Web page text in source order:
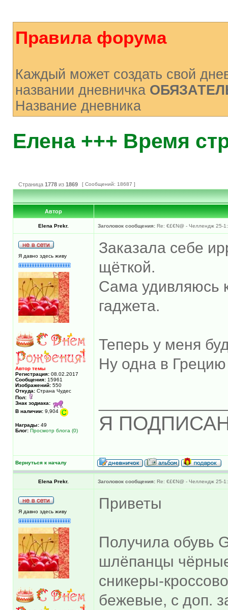
Правила форума
Каждый может создать свой
названии дневничка
Название дневника
Елена +++ Время
Страница 1778 из 1869 [ Сообщений: 18687 ]
Автор
Elena Prekr. Заголовок сообщения: Re: €£€N@ - Челлендж 25-
Я давно здесь живу
Автор темы
Регистрация: 08.02.2017
Сообщения: 15961
Изображений: 550
Откуда: Страна Чудес
Пол:
Знак зодиака:
В наличии: 9,904
Награды: 49
Блог: Просмотр блога (0)
Заказала себе
щёткой.
Сама удивляюсь
гаджета.
Теперь у меня
Ну одна в
Я
Вернуться к началу
Elena Prekr. Заголовок сообщения: Re: €£€N@ - Челлендж 25-
Я давно здесь живу Приветы
Получила обувь
шлёпанцы
сникеры-
бежевые, с доп.